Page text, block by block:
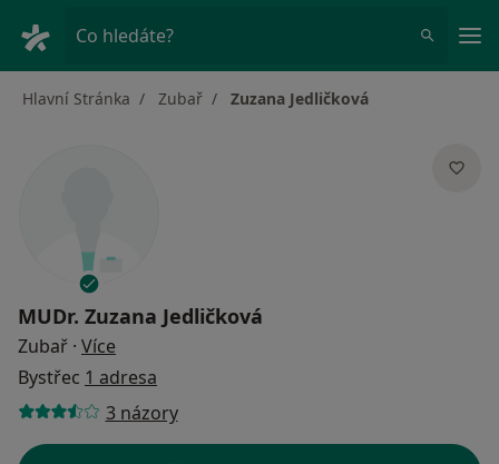
Co hledáte?
Hlavní Stránka Zubař Zuzana Jedličková
MUDr. Zuzana Jedličková
Zubař · Více
Bystřec 1 adresa
3 názory